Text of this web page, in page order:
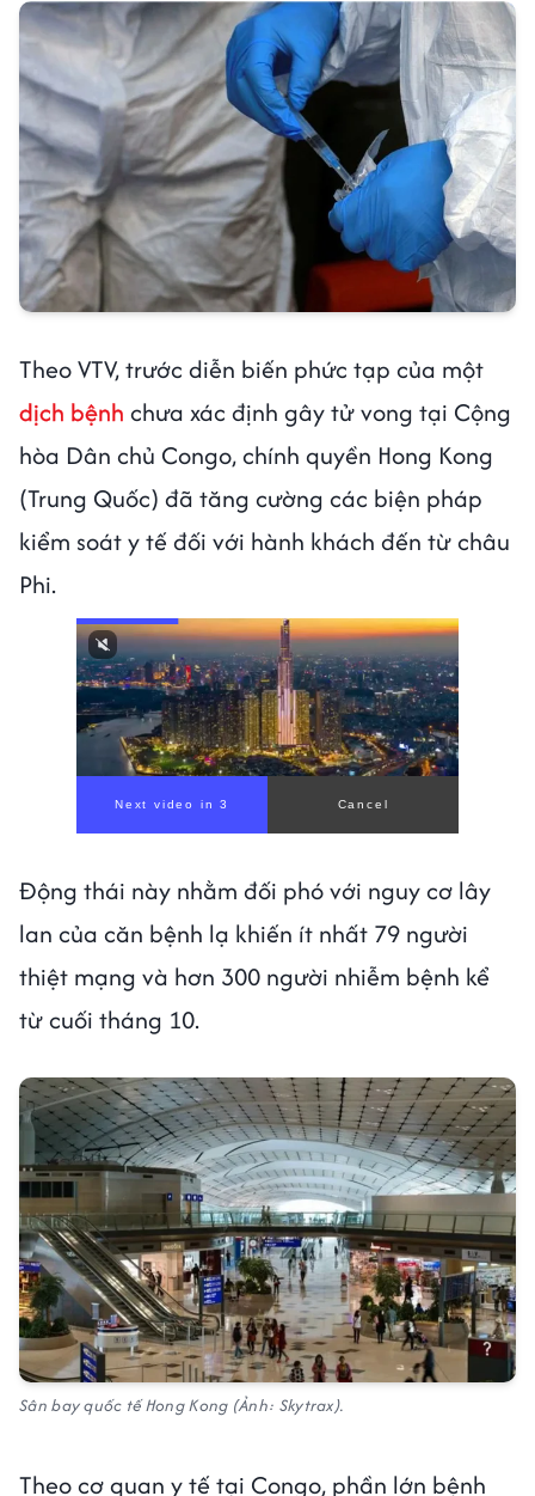
Theo VTV, trước diễn biến phức tạp của một
dịch bệnh chưa xác định gây tử vong tại Cộng
hòa Dân chủ Congo, chính quyền Hong Kong
(Trung Quốc) đã tăng cường các biện pháp
kiểm soát y tế đối với hành khách đến từ châu
Phi.
Next video in 1 Cancel
Động thái này nhằm đối phó với nguy cơ lây
lan của căn bệnh lạ khiến ít nhất 79 người
thiệt mạng và hơn 300 người nhiễm bệnh kể
từ cuối tháng 10.
Sân bay quốc tế Hong Kong (Ảnh: Skytrax).
Theo cơ quan y tế tại Congo, phần lớn bệnh